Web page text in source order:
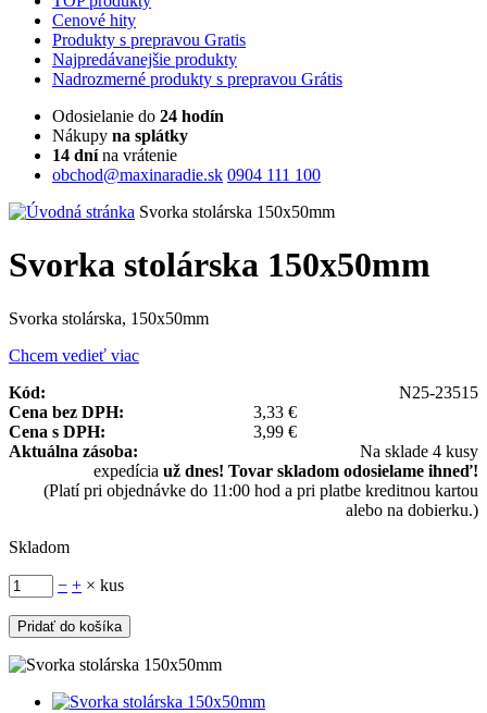
Cenové hity
Produkty s prepravou Gratis
Najpredávanejšie produkty
Nadrozmerné produkty s prepravou Grátis
Odosielanie do 24 hodín
Nákupy na splátky
14 dnína vrátenie
obchod@maxinaradie.sk 0904 111 100
Svorka stolárska 150x50mm
Svorka stolárska 150x50mm
Svorka stolárska, 150x50mm
Chcem vedieť viac
Kód:
N25-23515
Cena bez DPH:
3,33 €
Cena s DPH:
3,99 €
Aktuálna zásoba:
Na sklade 4 kusy
expedícia už dnes! Tovar skladom odosielame ihneď!
(Platí pri objednávke do 11:00 hod a pri platbe kreditnou kartou
alebo na dobierku.)
Skladom
− + × kus